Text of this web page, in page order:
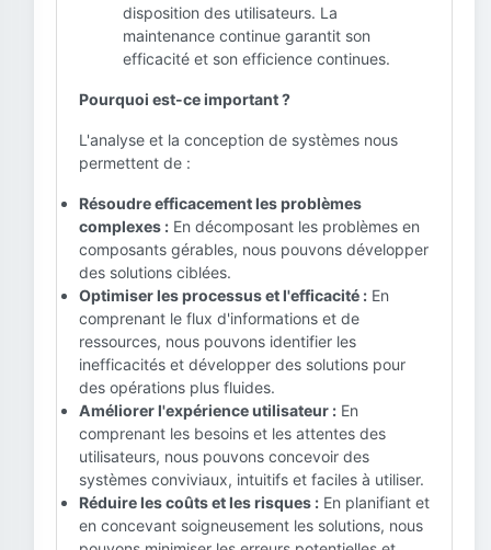
disposition des utilisateurs. La
maintenance continue garantit son
efficacité et son efficience continues.
Pourquoi est-ce important ?
L'analyse et la conception de systèmes nous
permettent de :
Résoudre efficacement les problèmes
complexes : En décomposant les problèmes en
composants gérables, nous pouvons développer
des solutions ciblées.
Optimiser les processus et l'efficacité : En
comprenant le flux d'informations et de
ressources, nous pouvons identifier les
inefficacités et développer des solutions pour
des opérations plus fluides.
Améliorer l'expérience utilisateur : En
comprenant les besoins et les attentes des
utilisateurs, nous pouvons concevoir des
systèmes conviviaux, intuitifs et faciles à utiliser.
Réduire les coûts et les risques : En planifiant et
en concevant soigneusement les solutions, nous